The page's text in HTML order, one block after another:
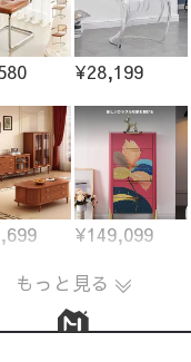
¥28,199
¥149,099
もっと見る